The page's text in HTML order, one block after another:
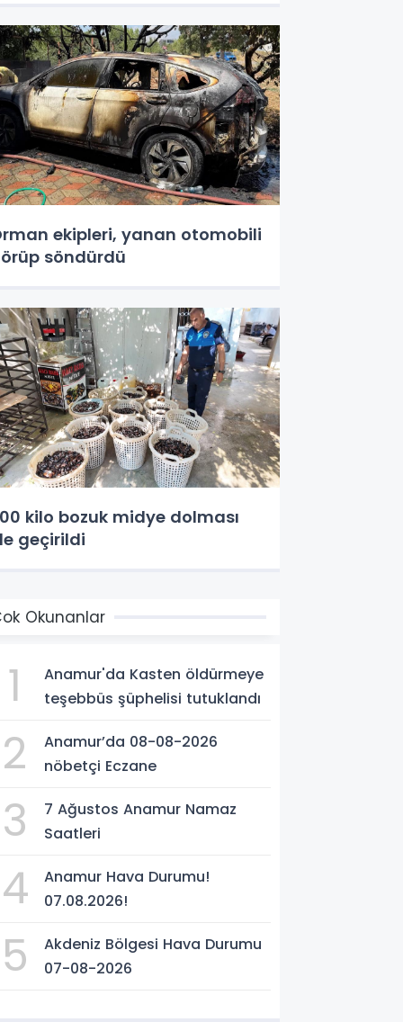
ekipleri, yanan otomobili
söndürdü
kilo bozuk midye dolması
geçirildi
Okunanlar
1
Anamur'da Kasten öldürmeye
teşebbüs şüphelisi tutuklandı
2
Anamur’da 08-08-2026
nöbetçi Eczane
3
7 Ağustos Anamur Namaz
Saatleri
4
Anamur Hava Durumu!
07.08.2026!
5
Akdeniz Bölgesi Hava Durumu
07-08-2026